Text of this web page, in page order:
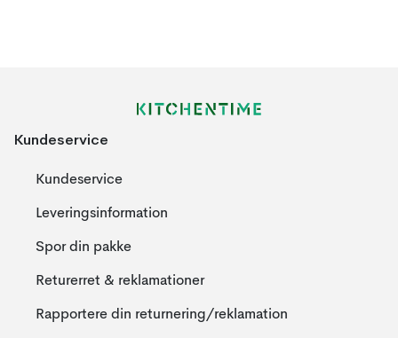
Kundeservice
Kundeservice
Leveringsinformation
Spor din pakke
Returerret & reklamationer
Rapportere din returnering/reklamation